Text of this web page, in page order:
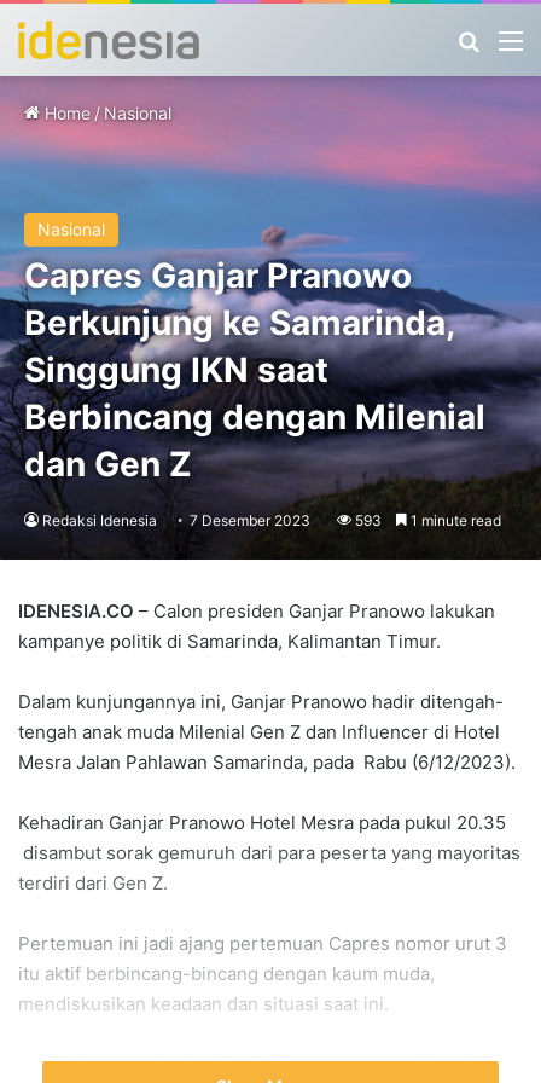
Home / Nasional
Nasional
Capres Ganjar Pranowo
Berkunjung ke Samarinda,
Singgung IKN saat
Berbincang dengan Milenial
dan Gen Z
Redaksi Idenesia 7 Desember 2023 593 1 minute read
IDENESIA.CO – Calon presiden Ganjar Pranowo lakukan
kampanye politik di Samarinda, Kalimantan Timur.
Dalam kunjungannya ini, Ganjar Pranowo hadir ditengah-
tengah anak muda Milenial Gen Z dan Influencer di Hotel
Mesra Jalan Pahlawan Samarinda, pada Rabu (6/12/2023).
Kehadiran Ganjar Pranowo Hotel Mesra pada pukul 20.35
disambut sorak gemuruh dari para peserta yang mayoritas
terdiri dari Gen Z.
Pertemuan ini jadi ajang pertemuan Capres nomor urut 3
itu aktif berbincang-bincang dengan kaum muda,
mendiskusikan keadaan dan situasi saat ini.
Dalam kesempatan itu, Ganjar Pranowo mengatakan bahwa